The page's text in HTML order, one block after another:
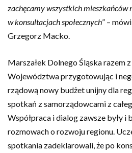
zachęcamy wszystkich mieszkańców
w konsultacjach społecznych” – mówi
Grzegorz Macko.
Marszałek Dolnego Śląska razem
Województwa przygotowując i
rządową nowy budżet unijny dla
spotkań z samorządowcami z
Współpraca i dialog zawsze były i
rozmowach o rozwoju regionu.
spotkania zadeklarowali, że po